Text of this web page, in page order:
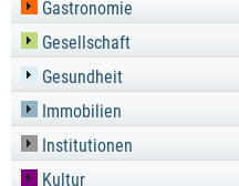
Gastronomie
Gesellschaft
Gesundheit
Immobilien
Institutionen
Kultur